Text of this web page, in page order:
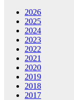
2026
2025
2024
2023
2022
2021
2020
2019
2018
2017